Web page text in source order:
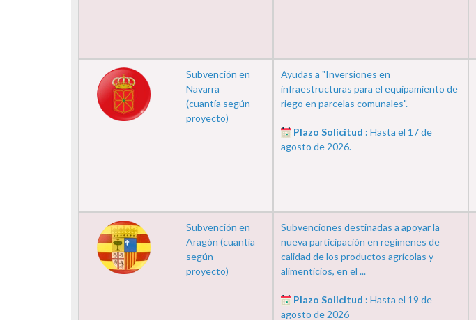
Subvención en
Navarra
(cuantía según
proyecto)
Ayudas a "Inversiones en
infraestructuras para el equipamiento de
riego en parcelas comunales".
Plazo Solicitud : Hasta el 17 de
agosto de 2026.
Subvención en
Aragón (cuantía
según
proyecto)
Subvenciones destinadas a apoyar la
nueva participación en regímenes de
calidad de los productos agrícolas y
alimenticios, en el ...
Plazo Solicitud : Hasta el 19 de
agosto de 2026